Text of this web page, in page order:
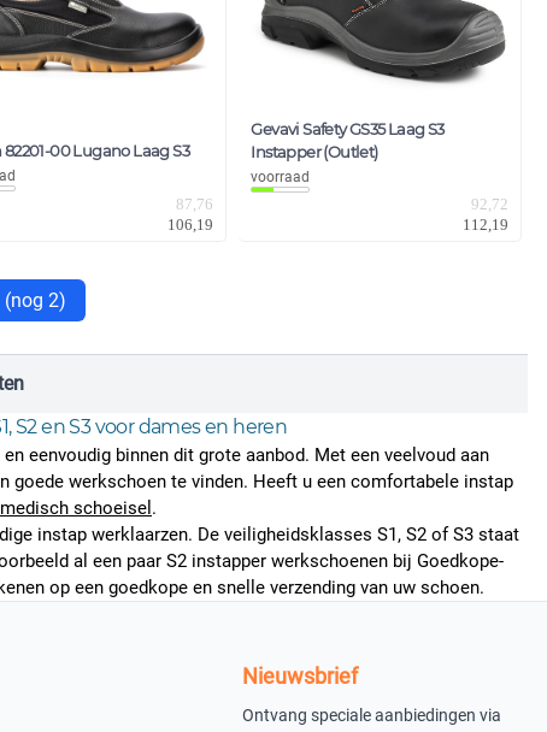
82201-00 Lugano Laag S3
87,76
106,19
Gevavi Safety GS35 Laag S3
Instapper (Outlet)
voorraad
92,72
112,19
2)
S2 en S3 voor dames en heren
eenvoudig binnen dit grote aanbod. Met een veelvoud aan
goede werkschoen te vinden. Heeft u een comfortabele instap
medisch schoeisel .
instap werklaarzen. De veiligheidsklasses S1, S2 of S3 staat
al een paar S2 instapper werkschoenen bijGoedkope-
op een goedkope en snelle verzending van uw schoen.
Nieuwsbrief
Ontvang speciale aanbiedingen via